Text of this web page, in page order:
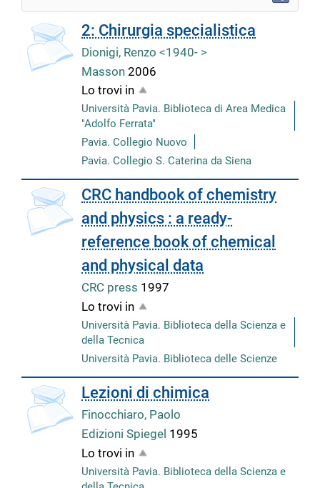
copertina 2: Chirurgia specialistica
Dionigi, Renzo <1940- >
Masson2006
Lo trovi in
Università Pavia. Biblioteca di Area Medica
"Adolfo Ferrata"
Pavia. Collegio Nuovo
Pavia. Collegio S. Caterina da Siena
CRC handbook of chemistry
and physics : a ready-
reference book of chemical
and physical data
CRC press 1997
Lo trovi in
Università Pavia. Biblioteca della Scienza e
della Tecnica
Università Pavia. Biblioteca delle Scienze
Lezioni di chimica
Finocchiaro, Paolo
Edizioni Spiegel 1995
Lo trovi in
Università Pavia. Biblioteca della Scienza e